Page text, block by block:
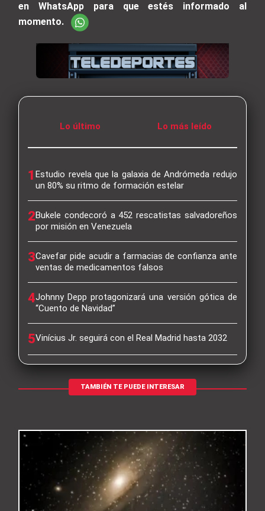
en WhatsApp para que estés informado al
momento.
Lo último Lo más leído
1Estudio revela que la galaxia de Andrómeda redujo
un 80% su ritmo de formación estelar
2Bukele condecoró a 452 rescatistas salvadoreños
por misión en Venezuela
3Cavefar pide acudir a farmacias de confianza ante
ventas de medicamentos falsos
4Johnny Depp protagonizará una versión gótica de
“Cuento de Navidad”
5Vinícius Jr. seguirá con el Real Madrid hasta 2032
TAMBIÉN TE PUEDE INTERESAR